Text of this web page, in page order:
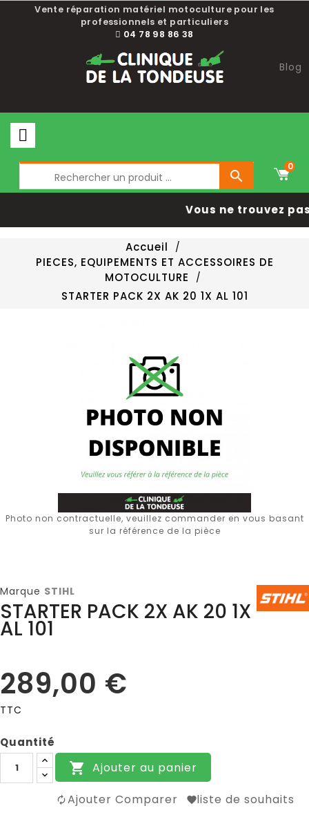
Vente réparation matériel motoculture pour les
professionnels et particuliers
04 78 98 86 38
Blog

0
Vous ne trouvez
Accueil
PIECES, EQUIPEMENTS ET ACCESSOIRES DE
MOTOCULTURE
STARTER PACK 2X AK 20 1X AL 101
Photo non contractuelle, veuillez commander en vous basant
sur la référence de la pièce
Marque STIHL
STARTER PACK 2X AK 20 1X
AL 101
289,00 €
TTC
Quantité
 Ajouter au panier
Ajouter Comparer liste de souhaits